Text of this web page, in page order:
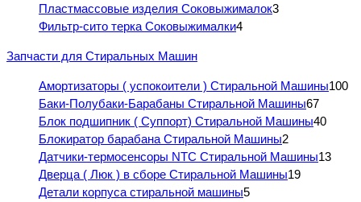
Пластмассовые изделия Соковыжималок3
Фильтр-сито терка Соковыжималки4
Запчасти для Стиральных Машин
Амортизаторы ( успокоители ) Стиральной Машины100
Баки-Полубаки-Барабаны Стиральной Машины67
Блок подшипник ( Суппорт) Стиральной Машины40
Блокиратор барабана Стиральной Машины2
Датчики-термосенсоры NTC Стиральной Машины13
Дверца ( Люк ) в сборе Стиральной Машины19
Детали корпуса стиральной машины5